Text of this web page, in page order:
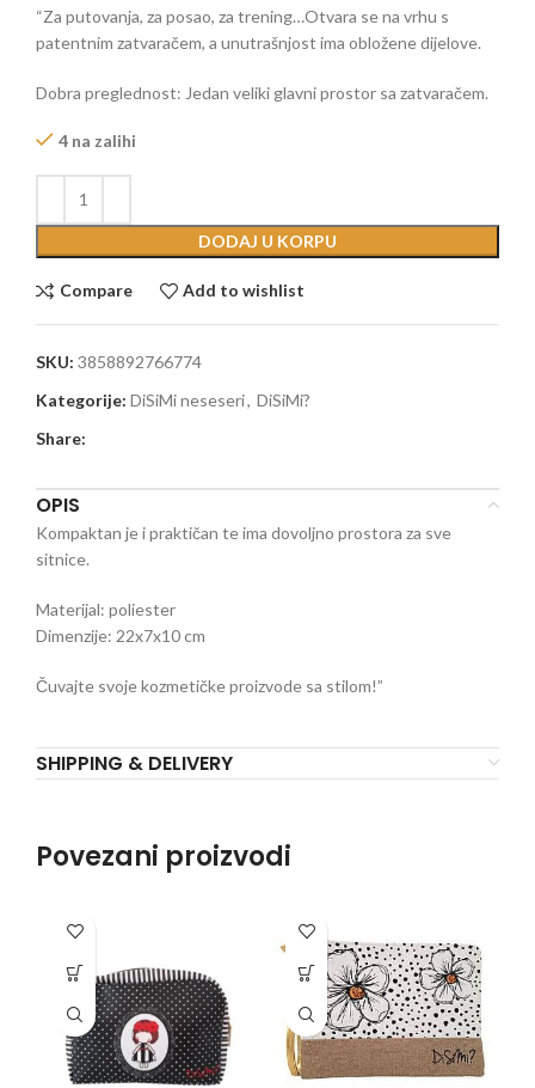
“Za putovanja, za posao, za trening…Otvara se na vrhu s
patentnim zatvaračem, a unutrašnjost ima obložene dijelove.
Dobra preglednost: Jedan veliki glavni prostor sa zatvaračem.
4 na zalihi
DODAJ U KORPU
Compare Add to wishlist
SKU: 3858892766774
Kategorije: DiSiMi neseseri, DiSiMi?
Share:
OPIS
Kompaktan je i praktičan te ima dovoljno prostora za sve
sitnice.
Materijal: poliester
Dimenzije: 22x7x10 cm
Čuvajte svoje kozmetičke proizvode sa stilom!”
SHIPPING & DELIVERY
Povezani proizvodi